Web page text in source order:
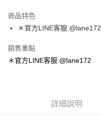
Apple Pay
街口支付
悠遊付
商品特色
＊官方LINE客服:@lane172
銷售重點
＊官方LINE客服:@lane172
詳細說明